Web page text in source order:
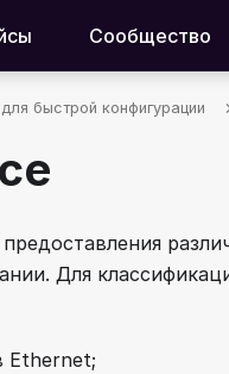
Сообщество
быстрой конфигурации
предоставления
Для
Ethernet;